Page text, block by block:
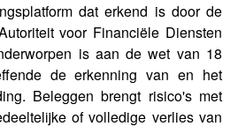
dat erkend is door de
voor Financiële Diensten
is aan de wet van 18
de erkenning van en het
Beleggen brengt risico's met
of volledige verlies van